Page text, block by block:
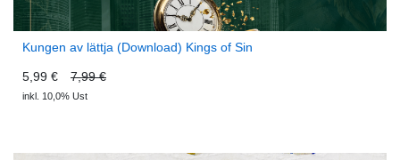
Kungen av lättja (Download) Kings of Sin
5,99 € 7,99 €
inkl. 10,0% Ust